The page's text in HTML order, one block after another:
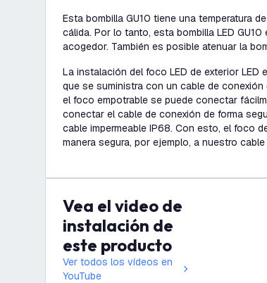
Esta bombilla GU10 tiene una temperatura
cálida. Por lo tanto, esta bombilla LED
acogedor. También es posible atenuar la
La instalación del foco LED de exterior LED
que se suministra con un cable de
el foco empotrable se puede conectar
conectar el cable de conexión de forma
cable impermeable IP68. Con esto, el foco
manera segura, por ejemplo, a nuestro
Vea el video de
instalación de
este producto
Ver todos los vídeos en
YouTube